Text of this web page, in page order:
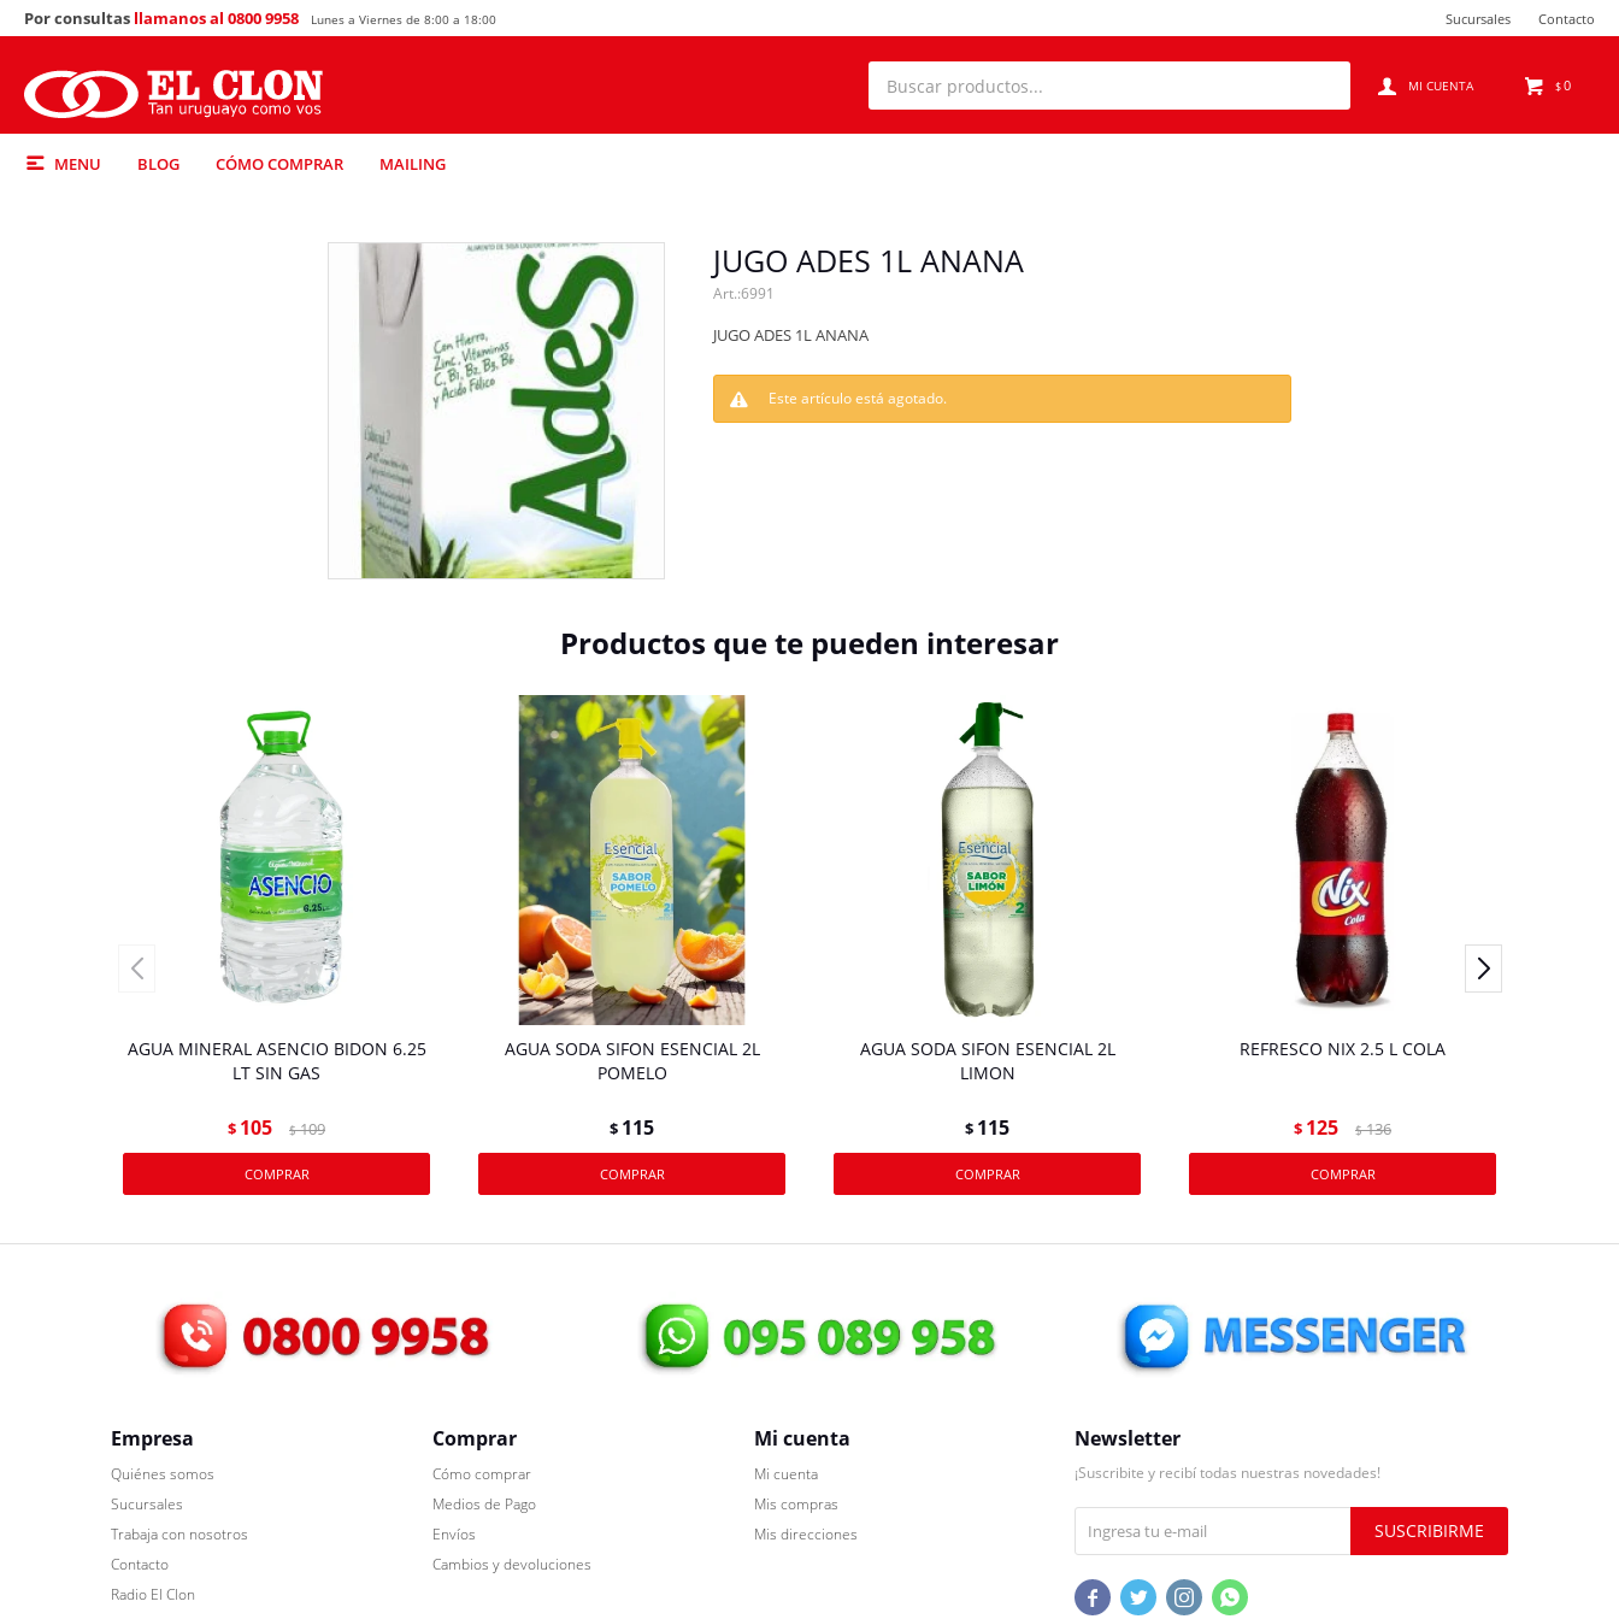
MENU BLOG CÓMO COMPRAR MAILING
$0
Por consultas llamanos al 0800 9958 Lunes a Viernes de 8:00 a 18:00 Sucursales Contacto
JUGO ADES 1L ANANA
6991
JUGO ADES 1L ANANA
Este artículo está agotado.
Productos que te pueden interesar
AGUA MINERAL ASENCIO BIDON 6.25
LT SIN GAS
$ 105 $ 109
AGUA SODA SIFON ESENCIAL 2L
POMELO
$ 115
AGUA SODA SIFON ESENCIAL 2L
LIMON
$ 115
REFRESCO NIX 2.5 L COLA
$ 125 $ 136
Empresa
Quiénes somos
Sucursales
Trabaja con nosotros
Contacto
Radio El Clon
Comprar
Cómo comprar
Medios de Pago
Envíos
Cambios y devoluciones
Mi cuenta
Mi cuenta
Mis compras
Mis direcciones
Newsletter
¡Suscribite y recibí todas nuestras novedades!
SUSCRIBIRME
   